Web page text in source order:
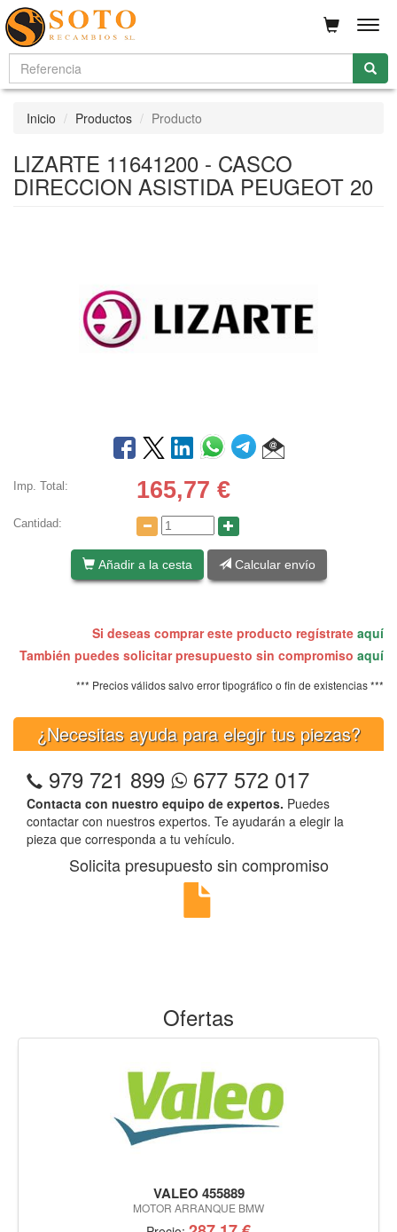
Inicio Productos Producto
LIZARTE 11641200 - CASCO
DIRECCION ASISTIDA PEUGEOT 20
Imp. Total: 165,77 €
Cantidad:
Añadir a la cesta Calcular envío
Si deseas comprar este producto regístrate aquí
También puedes solicitar presupuesto sin compromiso aquí
*** Precios válidos salvo error tipográfico o fin de existencias ***
¿Necesitas ayuda para elegir tus piezas?
979 721 899 677 572 017
Contacta con nuestro equipo de expertos. Puedes
contactar con nuestros expertos. Te ayudarán a elegir la
pieza que corresponda a tu vehículo.
Solicita presupuesto sin compromiso
Ofertas
VALEO 455889
MOTOR ARRANQUE BMW